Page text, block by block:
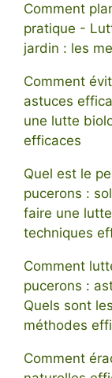
Comment
pratique -
jardin : les
Comment
astuces
une lutte
efficaces
Quel est le
pucerons :
faire une
techniques
Comment
pucerons :
Quels sont
méthodes
Comment